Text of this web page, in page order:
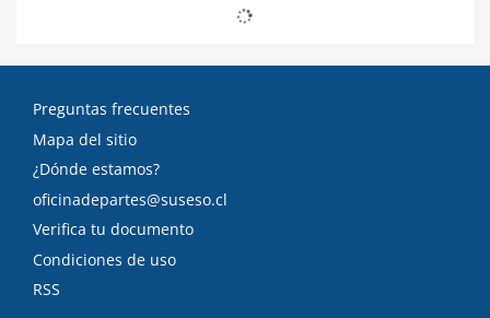
Preguntas frecuentes
Mapa del sitio
¿Dónde estamos?
oficinadepartes@suseso.cl
Verifica tu documento
Condiciones de uso
RSS